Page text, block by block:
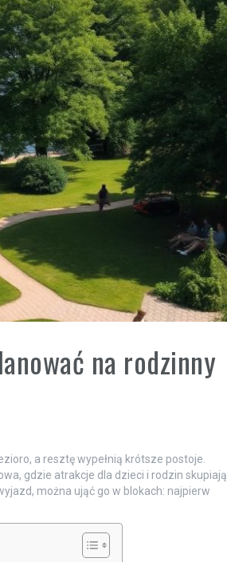
na rodzinny
a resztę wypełnią krótsze postoje.
gdzie atrakcje dla dzieci i rodzin skupiają
można ująć go w blokach: najpierw